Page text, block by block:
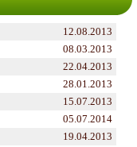
12.08.2013
08.03.2013
22.04.2013
28.01.2013
15.07.2013
05.07.2014
19.04.2013